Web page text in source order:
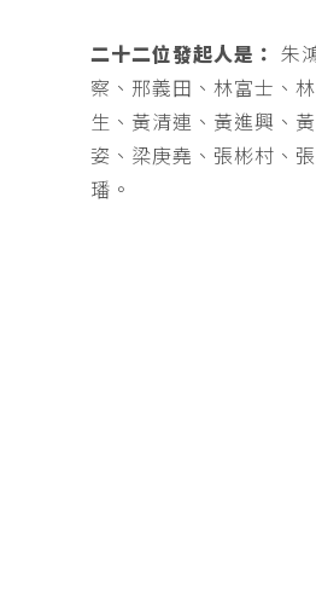
二十二位發起人是：
朱
察、邢義田、林富士、
生、黃清連、黃進興、
姿、梁庚堯、張彬村、
璠。